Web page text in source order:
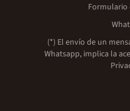
Formulario
(*) El envío de un
Whatsapp, implica la